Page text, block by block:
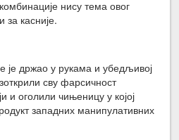
нису тема овог
за касније.
је држао у рукама и убедљивој
сву фарсичност
и оголили чињеницу у којој
западних манипулативних